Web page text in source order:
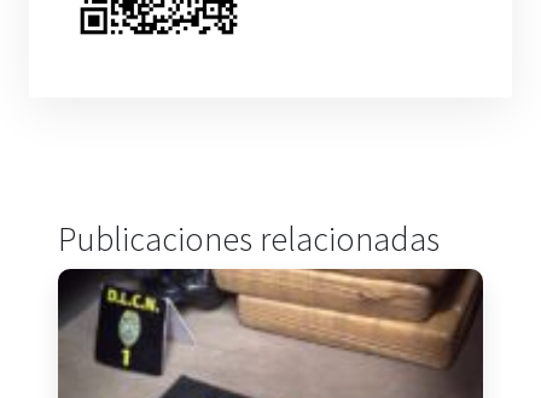
Publicaciones relacionadas